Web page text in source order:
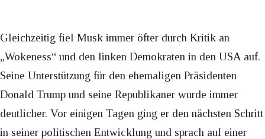
Gleichzeitig fiel Musk immer öfter durch Kritik an
„Wokeness“ und den linken Demokraten in den USA auf.
Seine Unterstützung für den ehemaligen Präsidenten
Donald Trump und seine Republikaner wurde immer
deutlicher. Vor einigen Tagen ging er den nächsten Schritt
in seiner politischen Entwicklung und sprach auf einer